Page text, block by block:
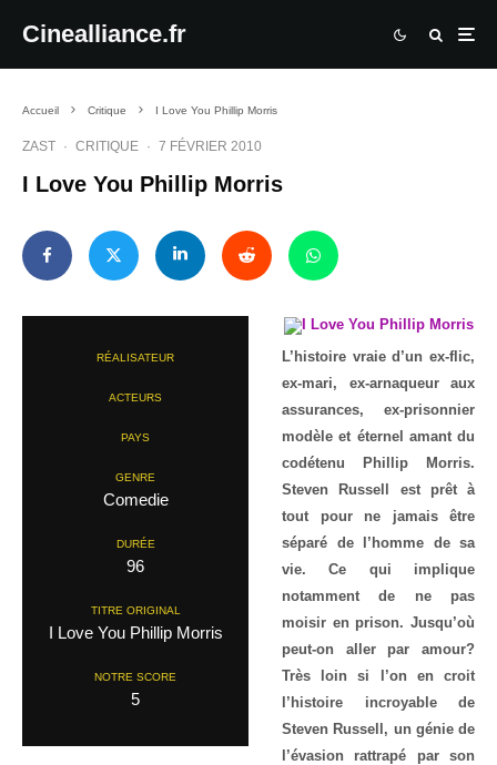
Cinealliance.fr
Accueil Critique I Love You Phillip Morris
ZAST · CRITIQUE · 7 FÉVRIER 2010
I Love You Phillip Morris
RÉALISATEUR
ACTEURS
PAYS
GENRE
Comedie
DURÉE
96
TITRE ORIGINAL
I Love You Phillip Morris
NOTRE SCORE
5
L’histoire vraie d’un ex-flic,
ex-mari, ex-arnaqueur aux
assurances, ex-prisonnier
modèle et éternel amant du
codétenu Phillip Morris.
Steven Russell est prêt à
tout pour ne jamais être
séparé de l’homme de sa
vie. Ce qui implique
notamment de ne pas
moisir en prison. Jusqu’où
peut-on aller par amour?
Très loin si l’on en croit
l’histoire incroyable de
Steven Russell, un génie de
l’évasion rattrapé par son